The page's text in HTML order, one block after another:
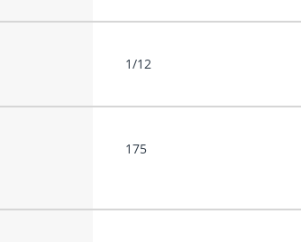
1/12
175